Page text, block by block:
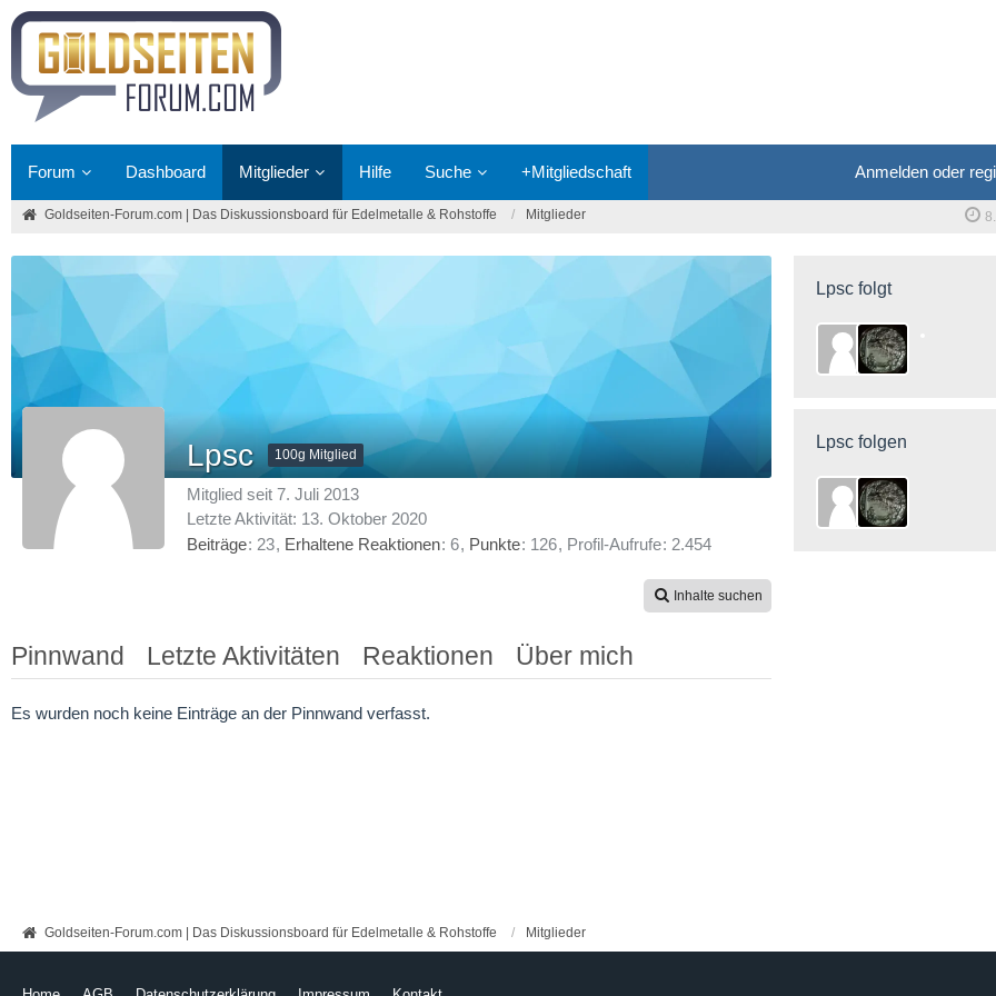
Forum Dashboard Mitglieder Hilfe Suche +Mitgliedschaft Anmelden oder
Goldseiten-Forum.com | Das Diskussionsboard für Edelmetalle & Rohstoffe Mitglieder
Goldseiten-Forum.com | Das Diskussionsboard für Edelmetalle & Rohstoffe Mitglieder
Lpsc 100g Mitglied
Mitglied seit 7. Juli 2013
Letzte Aktivität: 13. Oktober 2020
Beiträge 23 Erhaltene Reaktionen 6 Punkte 126 Profil-Aufrufe 2.454
Inhalte suchen
Pinnwand Letzte Aktivitäten Reaktionen Über mich
Es wurden noch keine Einträge an der Pinnwand verfasst.
Lpsc folgt
Lpsc folgen